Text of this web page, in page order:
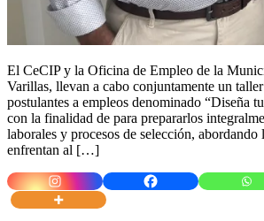
El CeCIP y la Oficina de Empleo de la
Varillas, llevan a cabo conjuntamente un
postulantes a empleos denominado “Diseña
con la finalidad de para prepararlos
laborales y procesos de selección, abordando
enfrentan al […]